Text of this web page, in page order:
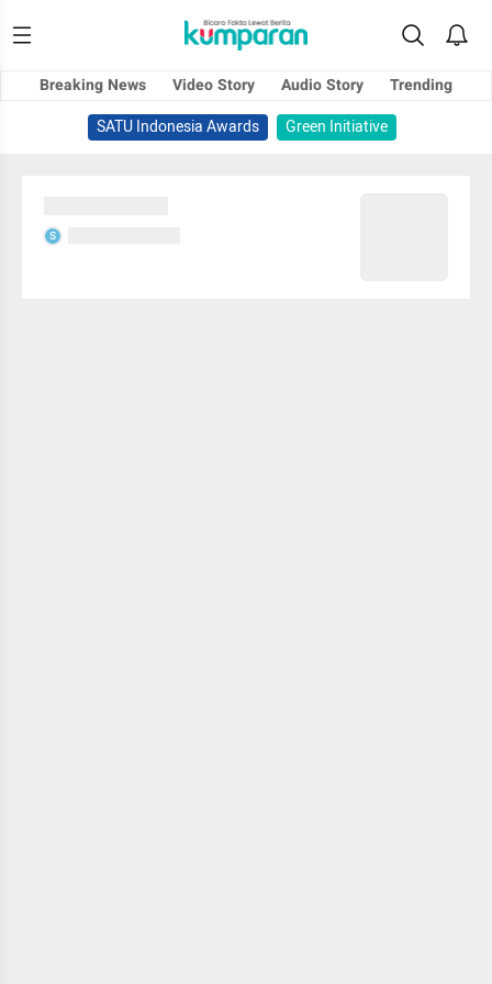
Breaking News Video Story Audio Story
Trending
SATU Indonesia Awards
Green Initiative
S